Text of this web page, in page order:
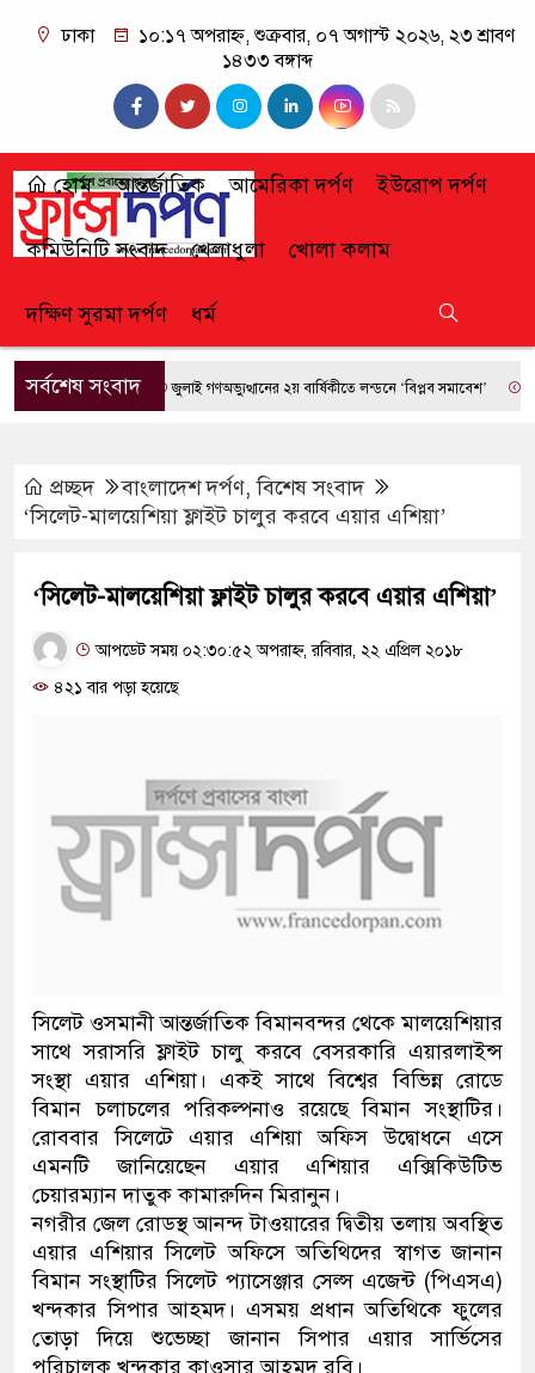
ঢাকা
১০:১৭ অপরাহ্ন, শুক্রবার, ০৭ অগাস্ট ২০২৬, ২৩ শ্রাবণ
১৪৩৩ বঙ্গাব্দ
হোম আন্তর্জাতিক আমেরিকা দর্পণ ইউরোপ দর্পণ
কমিউনিটি সংবাদ খেলাধুলা খোলা কলাম
দক্ষিণ সুরমা দর্পণ ধর্ম
সর্বশেষ সংবাদজুলাই গণঅভ্যুত্থানের ২য় বার্ষিকীতে লন্ডনে ‘বিপ্লব সমাবেশ’ ফ্রান্সে
প্রচ্ছদ বাংলাদেশ দর্পণ,বিশেষ সংবাদ
‘সিলেট-মালয়েশিয়া ফ্লাইট চালুর করবে এয়ার এশিয়া’
‘সিলেট-মালয়েশিয়া ফ্লাইট চালুর করবে এয়ার এশিয়া’
আপডেট সময় ০২:৩০:৫২ অপরাহ্ন, রবিবার, ২২ এপ্রিল ২০১৮
৪২১ বার পড়া হয়েছে
সিলেট ওসমানী আন্তর্জাতিক বিমানবন্দর থেকে মালয়েশিয়ার
সাথে সরাসরি ফ্লাইট চালু করবে বেসরকারি এয়ারলাইন্স
সংস্থা এয়ার এশিয়া। একই সাথে বিশ্বের বিভিন্ন রোডে
বিমান চলাচলের পরিকল্পনাও রয়েছে বিমান সংস্থাটির।
রোববার সিলেটে এয়ার এশিয়া অফিস উদ্বোধনে এসে
এমনটি জানিয়েছেন এয়ার এশিয়ার এক্সিকিউটিভ
চেয়ারম্যান দাতুক কামারুদিন মিরানুন।
নগরীর জেল রোডস্থ আনন্দ টাওয়ারের দ্বিতীয় তলায় অবস্থিত
এয়ার এশিয়ার সিলেট অফিসে অতিথিদের স্বাগত জানান
বিমান সংস্থাটির সিলেট প্যাসেঞ্জার সেল্স এজেন্ট (পিএসএ)
খন্দকার সিপার আহমদ। এসময় প্রধান অতিথিকে ফুলের
তোড়া দিয়ে শুভেচ্ছা জানান সিপার এয়ার সার্ভিসের
পরিচালক খন্দকার কাওসার আহমদ রবি।